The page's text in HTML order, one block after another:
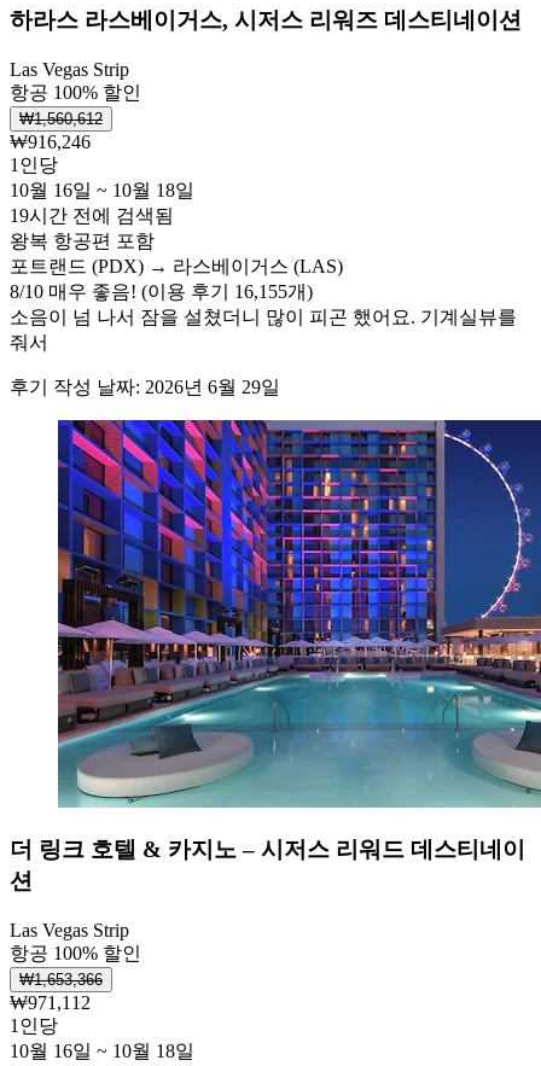
하라스 라스베이거스, 시저스 리워즈 데스티네이션
Las Vegas Strip
항공 100% 할인
₩1,560,612
₩916,246
1인당
10월 16일 ~ 10월 18일
19시간 전에 검색됨
왕복 항공편 포함
포트랜드 (PDX) → 라스베이거스 (LAS)
8/10 매우 좋음! (이용 후기 16,155개)
소음이 넘 나서 잠을 설쳤더니 많이 피곤 했어요. 기계실뷰를
줘서
후기 작성 날짜: 2026년 6월 29일
더 링크 호텔 & 카지노 – 시저스 리워드 데스티네이
션
Las Vegas Strip
항공 100% 할인
₩1,653,366
₩971,112
1인당
10월 16일 ~ 10월 18일